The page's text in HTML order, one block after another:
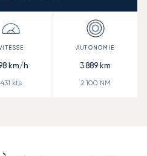
km/h
431 kts
3 889 km
2 100 NM